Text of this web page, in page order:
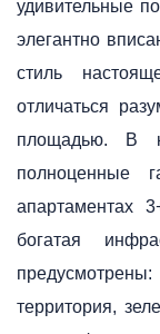
удивительные
элегантно
стиль
отличаться
площадью. В
полноценные
апартаментах
богатая
территория,